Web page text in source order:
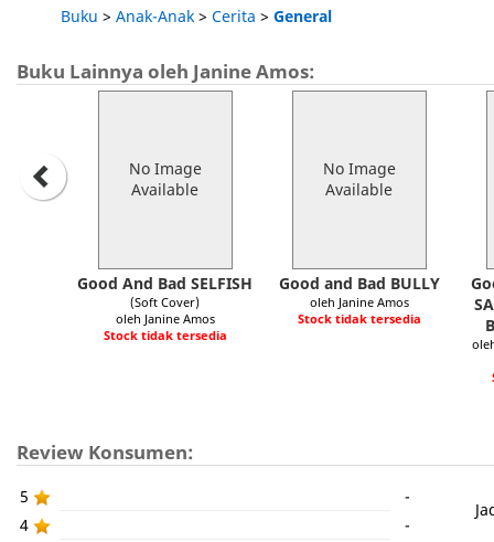
Buku > Anak-Anak > Cerita > General
Buku Lainnya oleh Janine Amos:
No Image
Available
Good And Bad SELFISH
(Soft Cover)
oleh Janine Amos
Stock tidak tersedia
No Image
Available
Good and Bad BULLY
oleh Janine Amos
Stock tidak tersedia
Review Konsumen:
5
-
4
-